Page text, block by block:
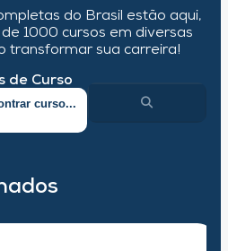
do Brasil estão aqui,
1000 cursos em diversas
transformar sua carreira!
de Curso